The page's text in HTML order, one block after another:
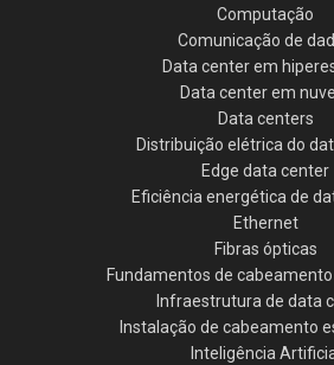
Computação
Comunicação de
Data center em
Data center em
Data centers
Distribuição elétrica do
Edge data center
Eficiência energética de
Ethernet
Fibras ópticas
Fundamentos de
Infraestrutura de data
Instalação de cabeamento
Inteligência